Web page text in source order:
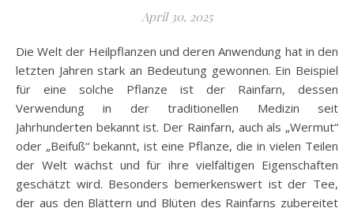
April 30, 2025
Die Welt der Heilpflanzen und deren Anwendung hat in den
letzten Jahren stark an Bedeutung gewonnen. Ein Beispiel
für eine solche Pflanze ist der Rainfarn, dessen
Verwendung in der traditionellen Medizin seit
Jahrhunderten bekannt ist. Der Rainfarn, auch als „Wermut“
oder „Beifuß“ bekannt, ist eine Pflanze, die in vielen Teilen
der Welt wächst und für ihre vielfältigen Eigenschaften
geschätzt wird. Besonders bemerkenswert ist der Tee,
der aus den Blättern und Blüten des Rainfarns zubereitet